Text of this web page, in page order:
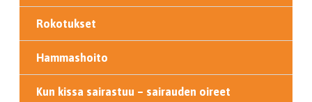
Rokotukset
Hammashoito
Kun kissa sairastuu – sairauden oireet